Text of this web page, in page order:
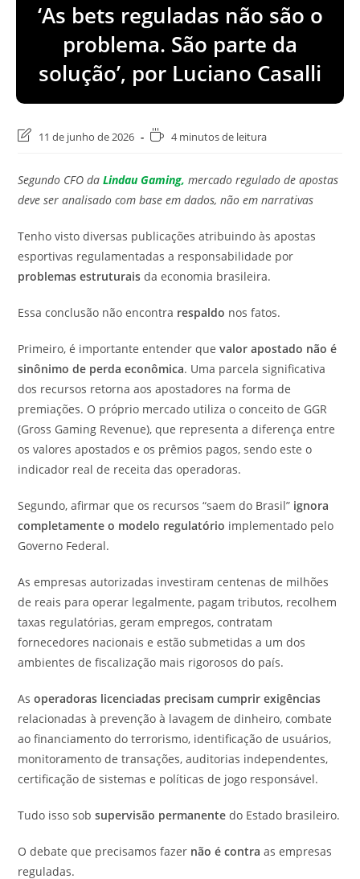
‘As bets reguladas não são o
problema. São parte da
solução’, por Luciano Casalli
Última
post:
11 de junho de 2026
Tempo4 minutos de leitura
Segundo CFO daLindau Gaming, mercado regulado de apostas
deve ser analisado com base em dados, não em narrativas
Tenho visto diversas publicações atribuindo às apostas
esportivas regulamentadas a responsabilidade por
problemas estruturais da economia brasileira.
Essa conclusão não encontra respaldo nos fatos.
Primeiro, é importante entender quevalor apostado não é
sinônimo de perda econômica. Uma parcela significativa
dos recursos retorna aos apostadores na forma de
premiações. O próprio mercado utiliza o conceito de GGR
(Gross Gaming Revenue), que representa a diferença entre
os valores apostados e os prêmios pagos, sendo este o
indicador real de receita das operadoras.
Segundo, afirmar que os recursos “saem do Brasil” ignora
completamente o modelo regulatório implementado pelo
Governo Federal.
As empresas autorizadas investiram centenas de milhões
de reais para operar legalmente, pagam tributos, recolhem
taxas regulatórias, geram empregos, contratam
fornecedores nacionais e estão submetidas a um dos
ambientes de fiscalização mais rigorosos do país.
Asoperadoras licenciadas precisam cumprir exigências
relacionadas à prevenção à lavagem de dinheiro, combate
ao financiamento do terrorismo, identificação de usuários,
monitoramento de transações, auditorias independentes,
certificação de sistemas e políticas de jogo responsável.
Tudo isso sobsupervisão permanente do Estado brasileiro.
O debate que precisamos fazer não é contra as empresas
reguladas.